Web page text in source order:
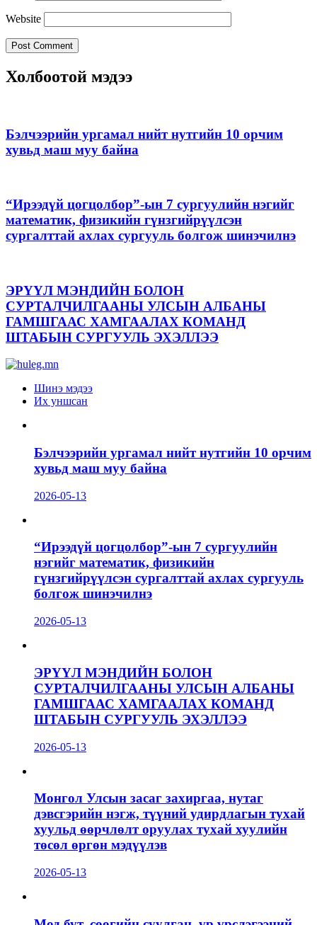
Website
Холбоотой мэдээ
Бэлчээрийн ургамал нийт нутгийн 10 орчим
хувьд маш муу байна
“Ирээдүй цогцолбор”-ын 7 сургуулийн нэгийг
математик, физикийн гүнзгийрүүлсэн
сургалттай ахлах сургууль болгож шинэчилнэ
ЭРҮҮЛ МЭНДИЙН БОЛОН
СУРТАЛЧИЛГААНЫ УЛСЫН АЛБАНЫ
ГАМШГААС ХАМГААЛАХ КОМАНД
ШТАБЫН СУРГУУЛЬ ЭХЭЛЛЭЭ
Шинэ мэдээ
Их уншсан
Бэлчээрийн ургамал нийт нутгийн 10 орчим
хувьд маш муу байна
2026-05-13
“Ирээдүй цогцолбор”-ын 7 сургуулийн
нэгийг математик, физикийн
гүнзгийрүүлсэн сургалттай ахлах сургууль
болгож шинэчилнэ
2026-05-13
ЭРҮҮЛ МЭНДИЙН БОЛОН
СУРТАЛЧИЛГААНЫ УЛСЫН АЛБАНЫ
ГАМШГААС ХАМГААЛАХ КОМАНД
ШТАБЫН СУРГУУЛЬ ЭХЭЛЛЭЭ
2026-05-13
Монгол Улсын засаг захиргаа, нутаг
дэвсгэрийн нэгж, түүний удирдлагын тухай
хуульд өөрчлөлт оруулах тухай хуулийн
төсөл өргөн мэдүүлэв
2026-05-13